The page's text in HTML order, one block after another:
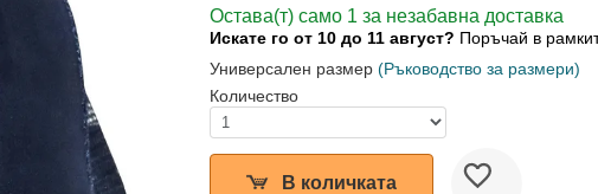
Остава(т) само 1 за незабавна доставка
Искате го от 10 до 11 август? Поръчай в
Универсален размер (Ръководство за размери)
Количество
В количката